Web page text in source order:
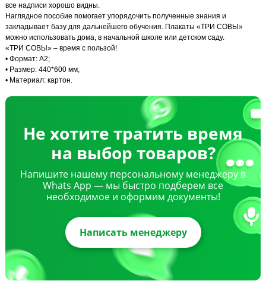
все надписи хорошо видны.
Наглядное пособие помогает упорядочить полученные знания и
закладывает базу для дальнейшего обучения. Плакаты «ТРИ СОВЫ»
можно использовать дома, в начальной школе или детском саду.
«ТРИ СОВЫ» – время с пользой!
• Формат: А2;
• Размер: 440*600 мм;
• Материал: картон.
Не хотите тратить время
на выбор товаров?
Напишите нашему персональному менеджеру в
Whats App — мы быстро подберем все
необходимое и оформим документы!
Написать менеджеру